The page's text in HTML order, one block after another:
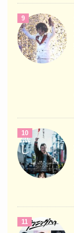
9
10
11